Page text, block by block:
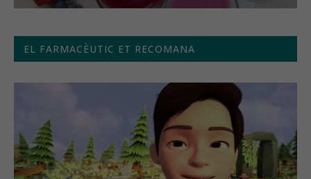
EL FARMACÈUTIC ET RECOMANA